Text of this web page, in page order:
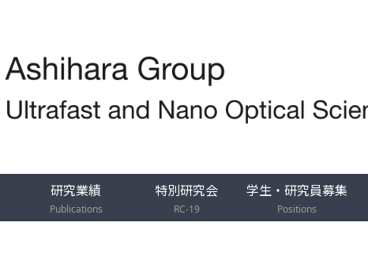
研究業績
Publications
特別研究会
RC-19
学生・研究員募集
Positions